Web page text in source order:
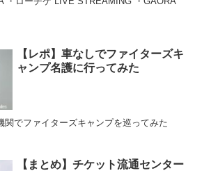
【レポ】車なしでファイターズキ
ャンプ名護に行ってみた
関でファイターズキャンプを巡ってみた
【まとめ】チケット流通センター